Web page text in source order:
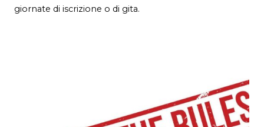
giornate di iscrizione o di gita.